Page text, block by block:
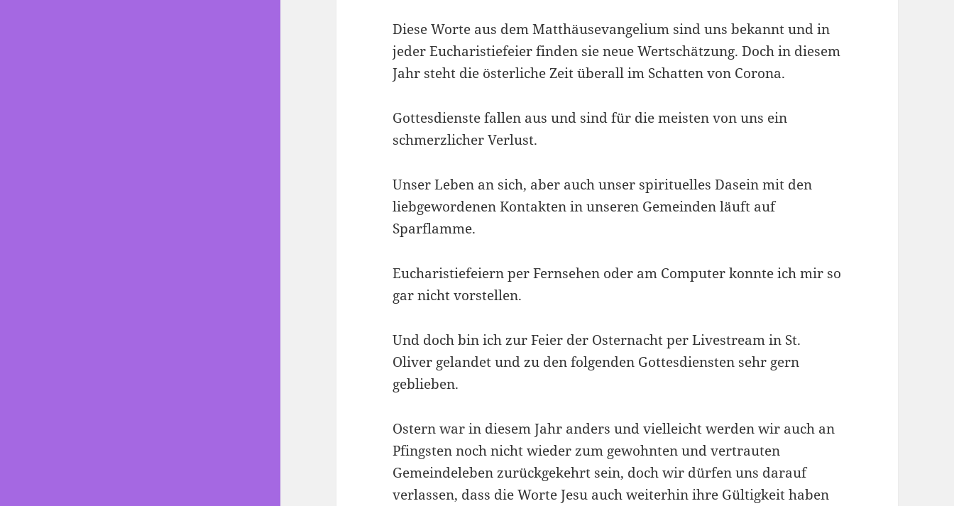
Diese Worte aus dem Matthäusevangelium sind uns bekannt und in
jeder Eucharistiefeier finden sie neue Wertschätzung. Doch in diesem
Jahr steht die österliche Zeit überall im Schatten von Corona.
Gottesdienste fallen aus und sind für die meisten von uns ein
schmerzlicher Verlust.
Unser Leben an sich, aber auch unser spirituelles Dasein mit den
liebgewordenen Kontakten in unseren Gemeinden läuft auf
Sparflamme.
Eucharistiefeiern per Fernsehen oder am Computer konnte ich mir so
gar nicht vorstellen.
Und doch bin ich zur Feier der Osternacht per Livestream in St.
Oliver gelandet und zu den folgenden Gottesdiensten sehr gern
geblieben.
Ostern war in diesem Jahr anders und vielleicht werden wir auch an
Pfingsten noch nicht wieder zum gewohnten und vertrauten
Gemeindeleben zurückgekehrt sein, doch wir dürfen uns darauf
verlassen, dass die Worte Jesu auch weiterhin ihre Gültigkeit haben